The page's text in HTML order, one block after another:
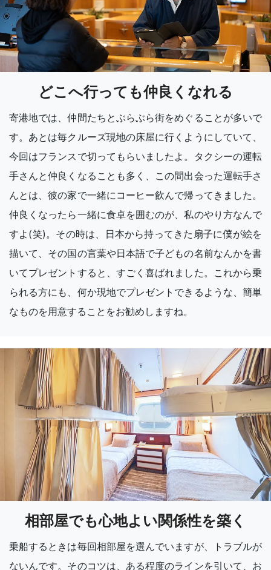
どこへ行っても仲良くなれる
寄港地では、仲間たちとぶらぶら街をめぐることが多いで
す。あとは毎クルーズ現地の床屋に行くようにしていて、
今回はフランスで切ってもらいましたよ。タクシーの運転
手さんと仲良くなることも多く、この間出会った運転手さ
んとは、彼の家で一緒にコーヒー飲んで帰ってきました。
仲良くなったら一緒に食卓を囲むのが、私のやり方なんで
すよ(笑)。その時は、日本から持ってきた扇子に僕が絵を
描いて、その国の言葉や日本語で子どもの名前なんかを書
いてプレゼントすると、すごく喜ばれました。これから乗
られる方にも、何か現地でプレゼントできるような、簡単
なものを用意することをお勧めしますね。
相部屋でも心地よい関係性を築く
乗船するときは毎回相部屋を選んでいますが、トラブルが
ないんです。そのコツは、ある程度のラインを引いて、お